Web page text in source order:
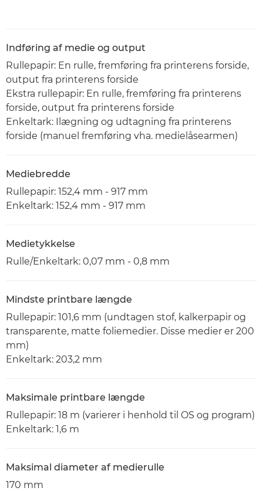
Indføring af medie og output
Rullepapir: En rulle, fremføring fra printerens forside,
output fra printerens forside
Ekstra rullepapir: En rulle, fremføring fra printerens
forside, output fra printerens forside
Enkeltark: Ilægning og udtagning fra printerens
forside (manuel fremføring vha. medielåsearmen)
Mediebredde
Rullepapir: 152,4 mm - 917 mm
Enkeltark: 152,4 mm - 917 mm
Medietykkelse
Rulle/Enkeltark: 0,07 mm - 0,8 mm
Mindste printbare længde
Rullepapir: 101,6 mm (undtagen stof, kalkerpapir og
transparente, matte foliemedier. Disse medier er 200
mm)
Enkeltark: 203,2 mm
Maksimale printbare længde
Rullepapir: 18 m (varierer i henhold til OS og program)
Enkeltark: 1,6 m
Maksimal diameter af medierulle
170 mm